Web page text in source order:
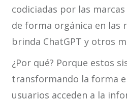
codiciadas por las
de forma orgánica en las
brinda ChatGPT y otros
¿Por qué? Porque estos
transformando la forma
usuarios acceden a la